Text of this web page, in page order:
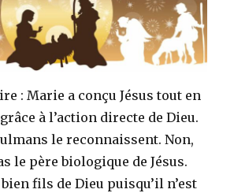
: Marie a conçu Jésus tout en
à l’action directe de Dieu.
le reconnaissent. Non,
le père biologique de Jésus.
fils de Dieu puisqu’il n’est